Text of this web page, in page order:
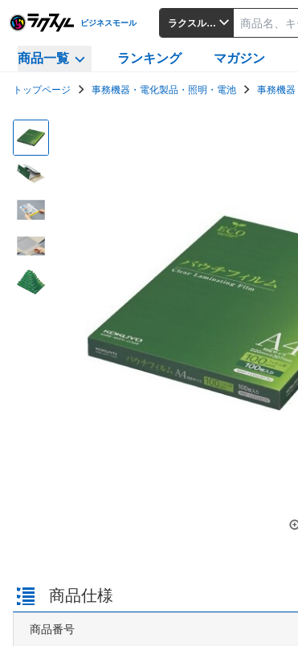
ビジネスモール ラクスルビジネスモール
商品一覧 ランキング マガジン
トップページ 事務機器・電化製品・照明・電池 事務機器
商品仕様
商品番号